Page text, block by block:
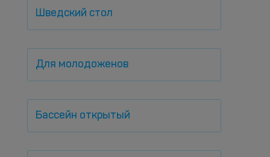
Шведский стол
Для молодоженов
Бассейн открытый